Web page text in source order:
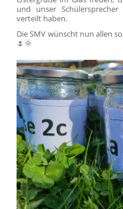
und unser
verteilt haben.
Die SMV wünscht nun allen
🌷🌞